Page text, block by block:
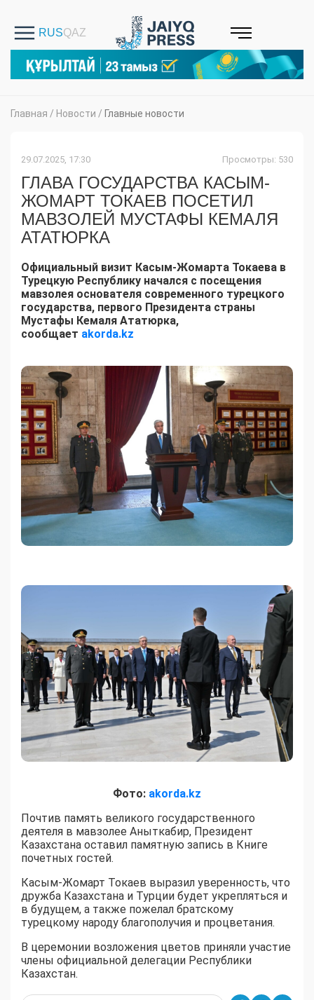
Главная / Новости / Главные новости
29.07.2025, 17:30 Просмотры: 530
ГЛАВА ГОСУДАРСТВА КАСЫМ-
ЖОМАРТ ТОКАЕВ ПОСЕТИЛ
МАВЗОЛЕЙ МУСТАФЫ КЕМАЛЯ
АТАТЮРКА
Официальный визит Касым-Жомарта Токаева в
Турецкую Республику начался с посещения
мавзолея основателя современного турецкого
государства, первого Президента страны
Мустафы Кемаля Ататюрка,
сообщает akorda.kz
Фото: akorda.kz
Почтив память великого государственного
деятеля в мавзолее Аныткабир, Президент
Казахстана оставил памятную запись в Книге
почетных гостей.
Касым-Жомарт Токаев выразил уверенность, что
дружба Казахстана и Турции будет укрепляться и
в будущем, а также пожелал братскому
турецкому народу благополучия и процветания.
В церемонии возложения цветов приняли участие
члены официальной делегации Республики
Казахстан.